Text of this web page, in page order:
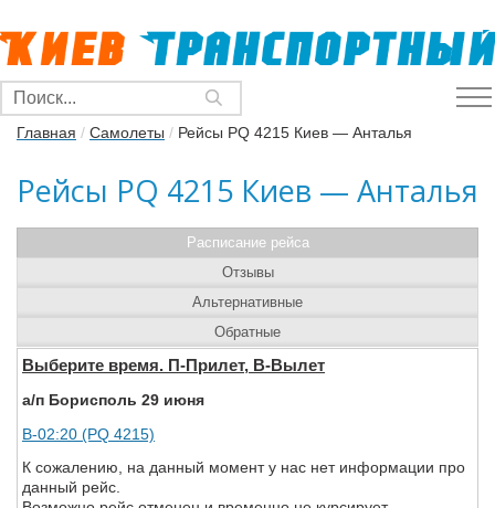
Главная / Самолеты / Рейсы PQ 4215 Киев — Анталья
Рейсы PQ 4215 Киев — Анталья
Расписание рейса
Выберите время. П-Прилет, В-Вылет
а/п Борисполь 29 июня
В-02:20 (PQ 4215)
К сожалению, на данный момент у нас нет информации про
данный рейс.
Отзывы
Альтернативные
Обратные